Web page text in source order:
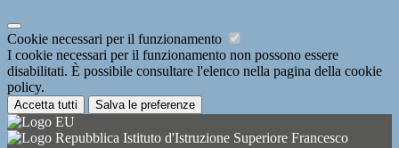
Cookie necessari per il funzionamento
I cookie necessari per il funzionamento non possono essere
disabilitati. È possibile consultare l'elenco nella pagina della cookie
policy.
Accetta tutti Salva le preferenze
Istituto d'Istruzione Superiore Francesco